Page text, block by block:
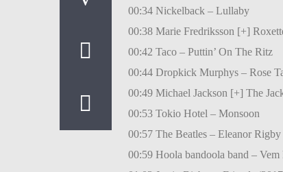
00:34 Nickelback – Lullaby
00:38 Marie Fredriksson [+]
00:42 Taco – Puttin’ On The Ritz
00:44 Dropkick Murphys – Rose
00:49 Michael Jackson [+] The
00:53 Tokio Hotel – Monsoon
00:57 The Beatles – Eleanor Rigby
00:59 Hoola bandoola band – Vem